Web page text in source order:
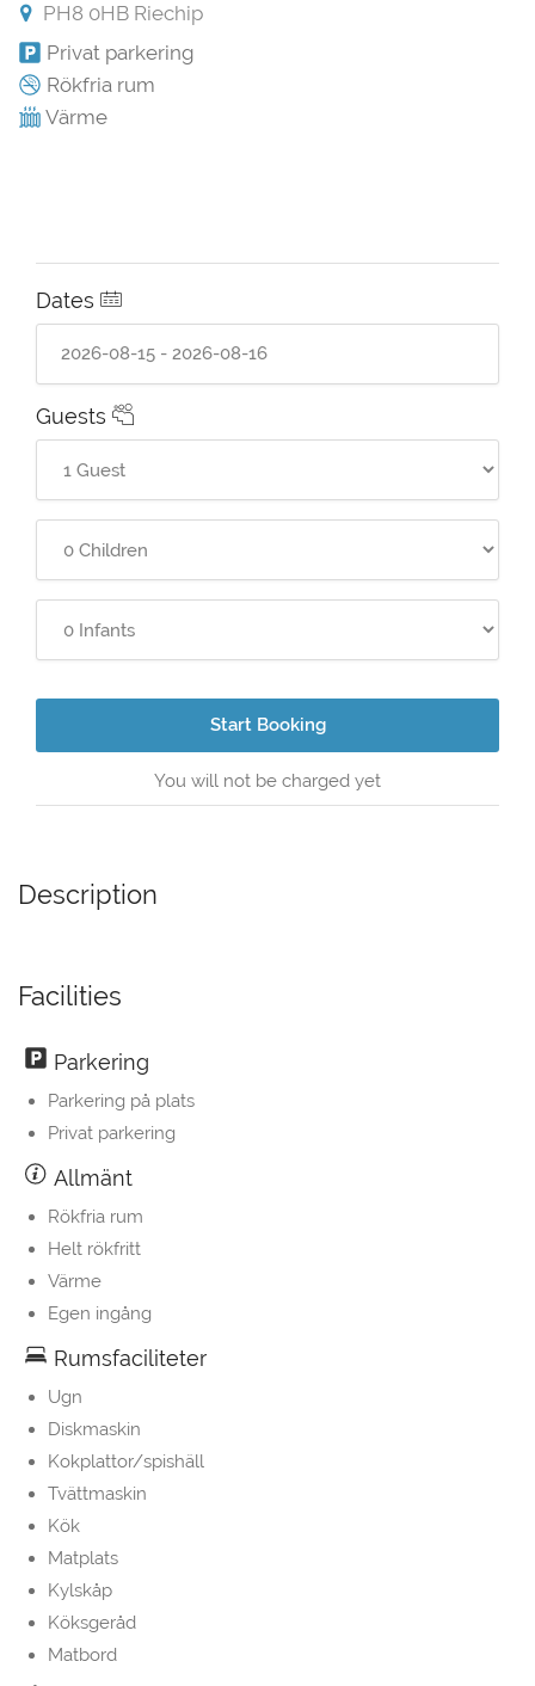
PH8 0HB Riechip
Privat parkering
Rökfria rum
Värme
Dates
Guests
Start Booking
You will not be charged yet
Description
Facilities
Parkering
Parkering på plats
Privat parkering
Allmänt
Rökfria rum
Helt rökfritt
Värme
Egen ingång
Rumsfaciliteter
Ugn
Diskmaskin
Kokplattor/spishäll
Tvättmaskin
Kök
Matplats
Kylskåp
Köksgeråd
Matbord